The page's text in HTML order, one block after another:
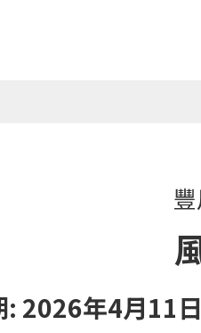
: 2026年4月11